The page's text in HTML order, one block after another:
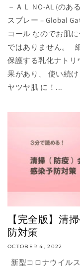
－ＡＬ NO-AL (のあ
スプレー – Global
コール なのでお肌
ではありません。
保護する乳化ナト
果があり、 使い続
ヤツヤ肌 に！...
【完全版】清
防対策
OCTOBER 4, 2022
新型コロナウイル